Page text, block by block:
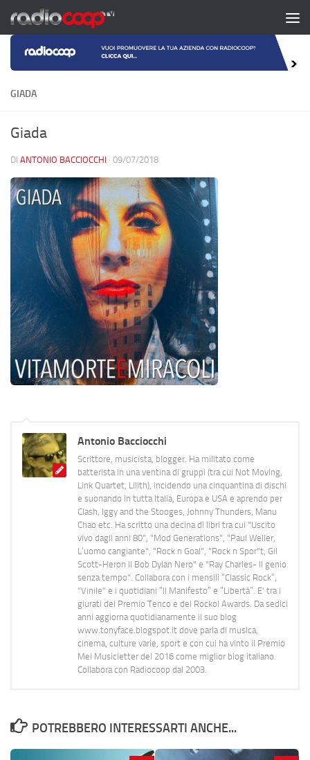
Salta al contenuto
GIADA
Giada
DI ANTONIO BACCIOCCHI · 09/07/2018
Antonio Bacciocchi
Scrittore, musicista, blogger. Ha militato come
batterista in una ventina di gruppi (tra cui Not Moving,
Link Quartet, Lilith), incidendo una cinquantina di dischi
e suonando in tutta Italia, Europa e USA e aprendo per
Clash, Iggy and the Stooges, Johnny Thunders, Manu
Chao etc. Ha scritto una decina di libri tra cui "Uscito
vivo dagli anni 80", "Mod Generations", "Paul Weller,
L’uomo cangiante", "Rock n Goal", "Rock n Spor"t, Gil
Scott-Heron Il Bob Dylan Nero" e "Ray Charles- Il genio
senza tempo". Collabora con i mensili “Classic Rock”,
"Vinile" e i quotidiani “Il Manifesto” e “Libertà”. E' tra i
giurati del Premio Tenco e del Rockol Awards. Da sedici
anni aggiorna quotidianamente il suo blog
www.tonyface.blogspot.it dove parla di musica,
cinema, culture varie, sport e con cui ha vinto il Premio
Mei Musicletter del 2016 come miglior blog italiano.
Collabora con Radiocoop dal 2003.
POTREBBERO INTERESSARTI ANCHE...